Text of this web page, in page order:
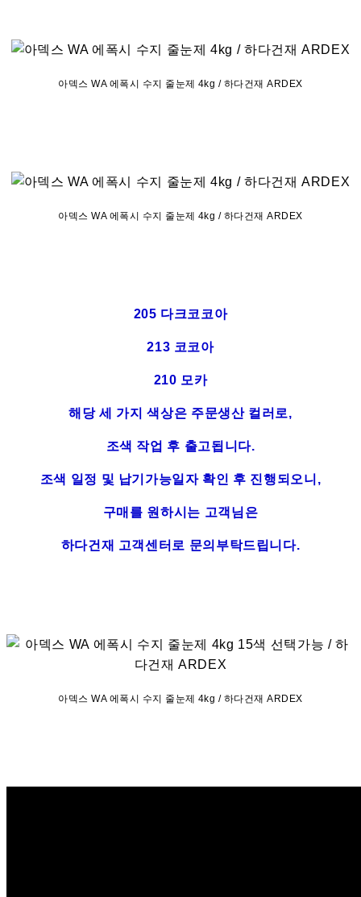
아덱스 WA 에폭시 수지 줄눈제 4kg / 하다건재 ARDEX
아덱스 WA 에폭시 수지 줄눈제 4kg / 하다건재 ARDEX
205 다크코코아
213 코코아
210 모카
해당 세 가지 색상은 주문생산 컬러로,
조색 작업 후 출고됩니다.
조색 일정 및 납기가능일자 확인 후 진행되오니,
구매를 원하시는 고객님은
하다건재 고객센터로 문의부탁드립니다.
아덱스 WA 에폭시 수지 줄눈제 4kg / 하다건재 ARDEX